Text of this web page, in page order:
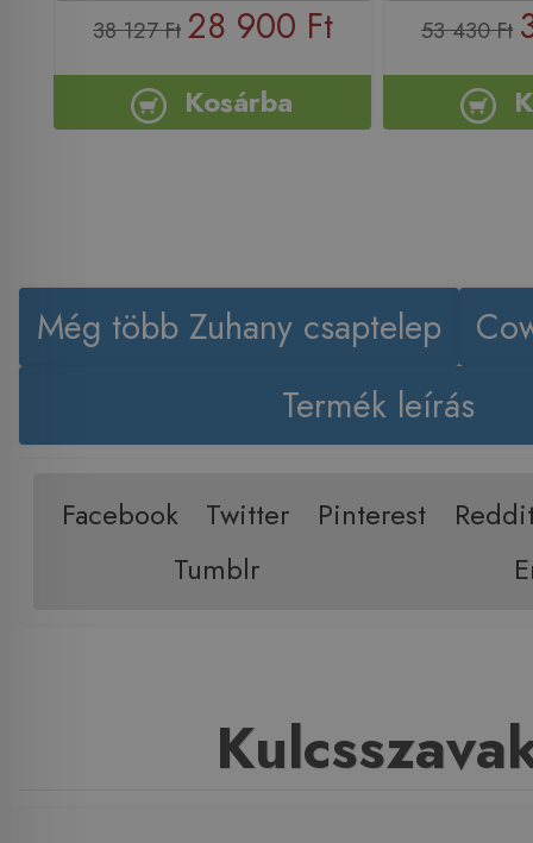
38 127 Ft 28 900 Ft
Kosárba
53 430 Ft
Még több Zuhany csaptelep
Termék leírás
Facebook Twitter Pinterest
Tumblr